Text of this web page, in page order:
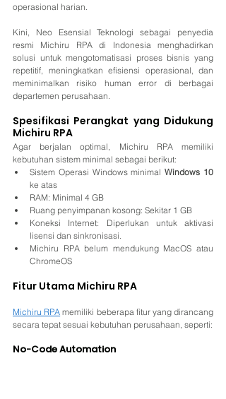
operasional harian.
Kini, Neo Esensial Teknologi sebagai penyedia
resmi Michiru RPA di Indonesia menghadirkan
solusi untuk mengotomatisasi proses bisnis yang
repetitif, meningkatkan efisiensi operasional, dan
meminimalkan risiko human error di berbagai
departemen perusahaan.
Spesifikasi Perangkat yang Didukung
Michiru RPA
Agar berjalan optimal, Michiru RPA memiliki
kebutuhan sistem minimal sebagai berikut:
Sistem Operasi Windows minimal Windows 10
ke atas
RAM: Minimal 4 GB
Ruang penyimpanan kosong: Sekitar 1 GB
Koneksi Internet: Diperlukan untuk aktivasi
lisensi dan sinkronisasi.
Michiru RPA belum mendukung MacOS atau
ChromeOS
Fitur Utama Michiru RPA
Michiru RPA memiliki beberapa fitur yang dirancang
secara tepat sesuai kebutuhan perusahaan, seperti:
No-Code Automation